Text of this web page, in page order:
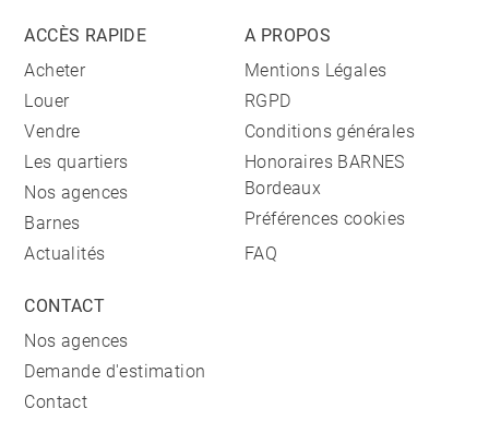
ACCÈS RAPIDE
Acheter
Louer
Vendre
Les quartiers
Nos agences
Barnes
Actualités
A PROPOS
Mentions Légales
RGPD
Conditions générales
Honoraires BARNES
Bordeaux
Préférences cookies
FAQ
CONTACT
Nos agences
Demande d'estimation
Contact